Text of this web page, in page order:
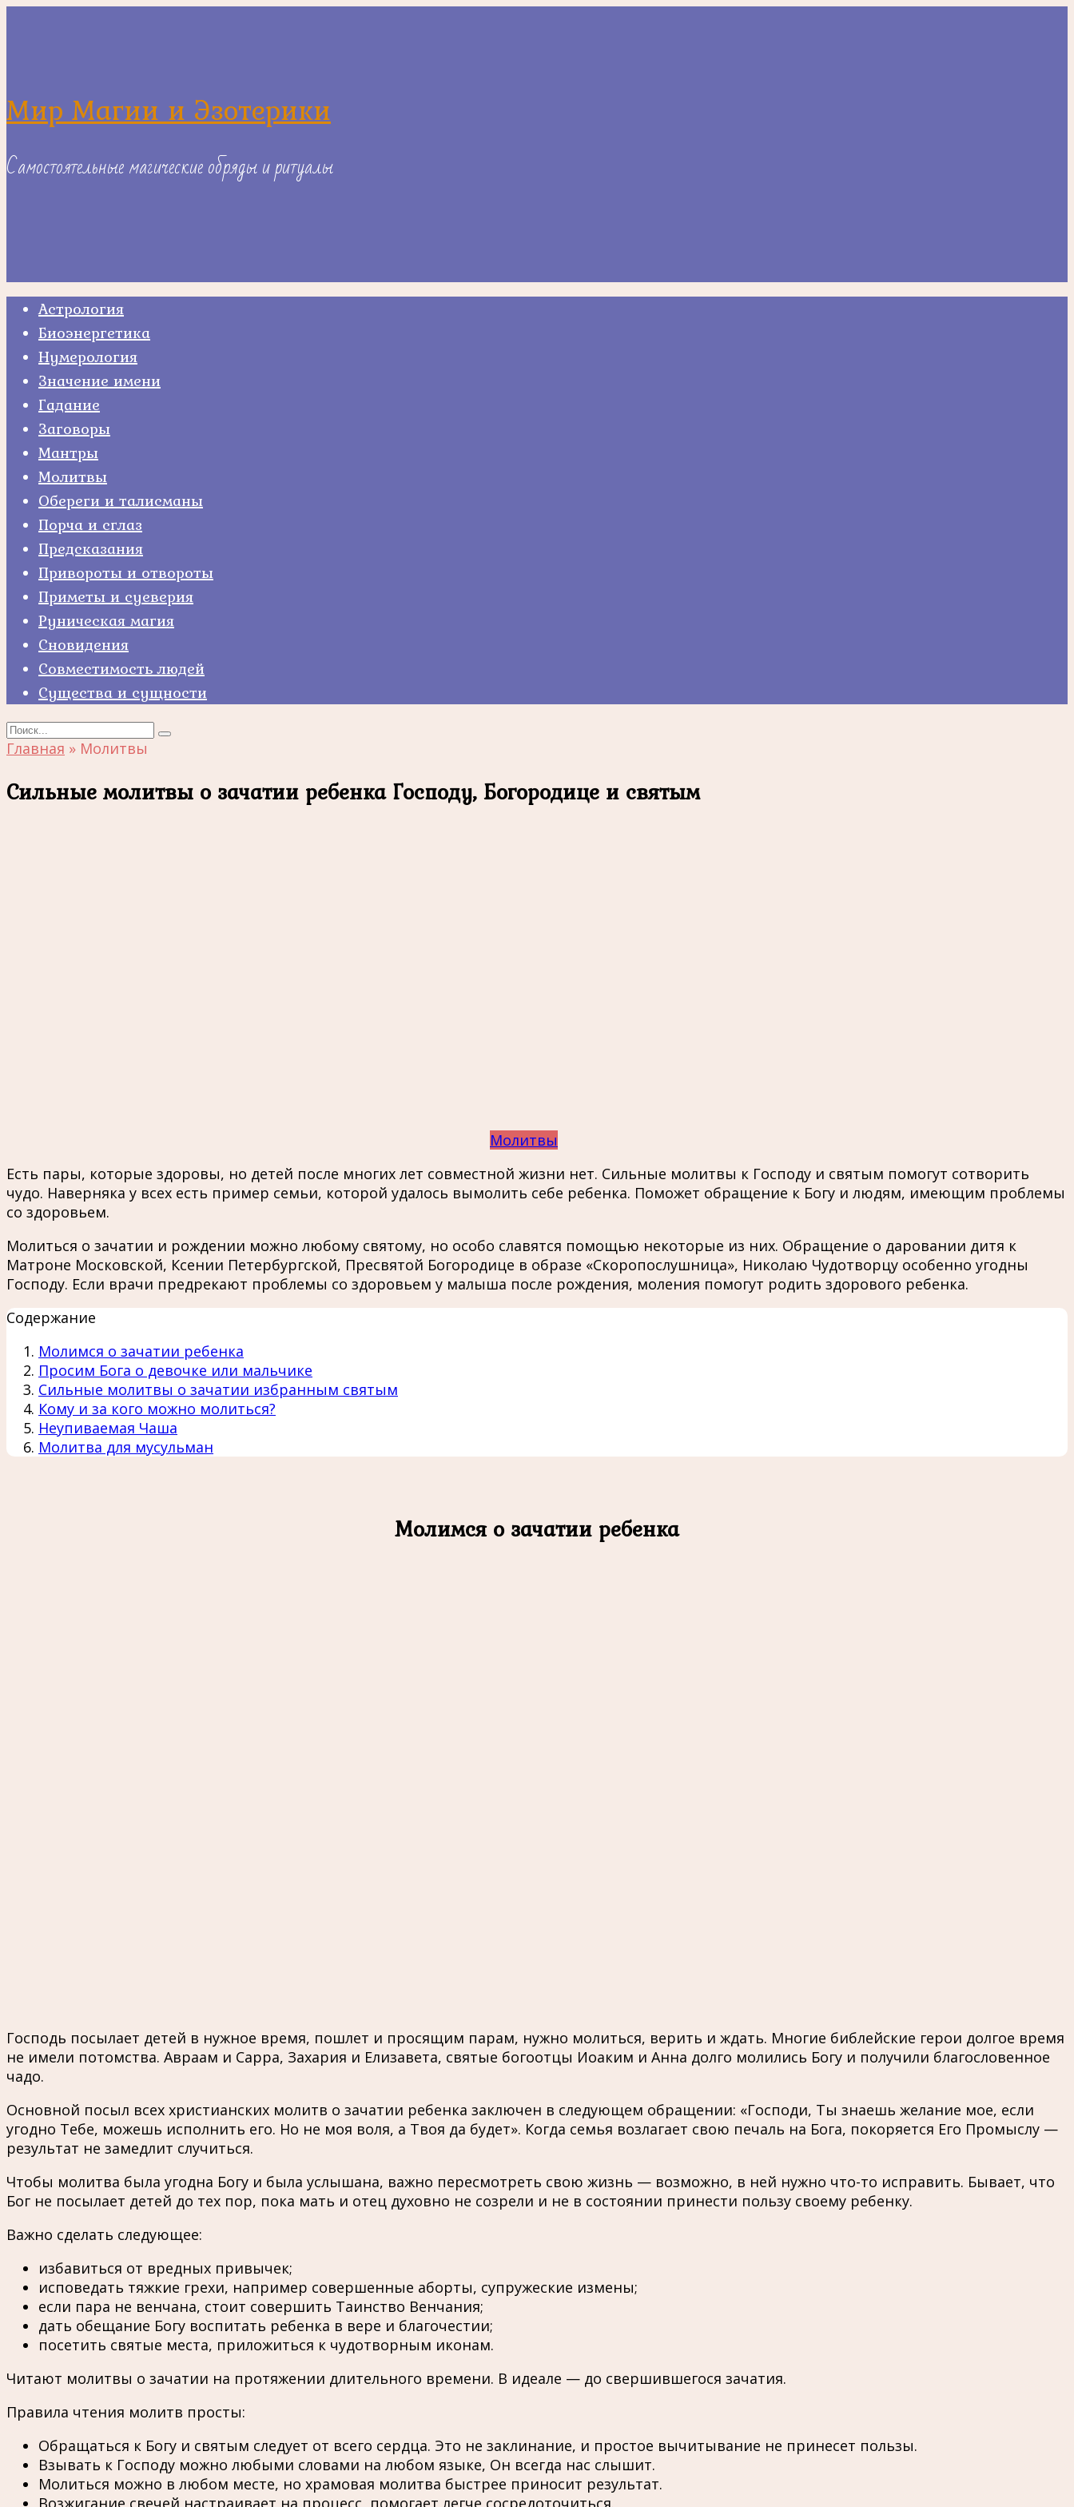
Мир Магии и Эзотерики
Самостоятельные магические обряды и ритуалы
Астрология
Биоэнергетика
Нумерология
Значение имени
Гадание
Заговоры
Мантры
Молитвы
Обереги и талисманы
Порча и сглаз
Предсказания
Привороты и отвороты
Приметы и суеверия
Руническая магия
Сновидения
Совместимость людей
Существа и сущности
Search
for:
Главная » Молитвы
Сильные молитвы о зачатии ребенка Господу, Богородице и святым
Молитвы
Есть пары, которые здоровы, но детей после многих лет совместной жизни нет. Сильные молитвы к Господу и святым помогут сотворить
чудо. Наверняка у всех есть пример семьи, которой удалось вымолить себе ребенка. Поможет обращение к Богу и людям, имеющим проблемы
со здоровьем.
Молиться о зачатии и рождении можно любому святому, но особо славятся помощью некоторые из них. Обращение о даровании дитя к
Матроне Московской, Ксении Петербургской, Пресвятой Богородице в образе «Скоропослушница», Николаю Чудотворцу особенно угодны
Господу. Если врачи предрекают проблемы со здоровьем у малыша после рождения, моления помогут родить здорового ребенка.
Содержание
Молимся о зачатии ребенка
Просим Бога о девочке или мальчике
Сильные молитвы о зачатии избранным святым
Кому и за кого можно молиться?
Неупиваемая Чаша
Молитва для мусульман
Молимся о зачатии ребенка
Господь посылает детей в нужное время, пошлет и просящим парам, нужно молиться, верить и ждать. Многие библейские герои долгое время
не имели потомства. Авраам и Сарра, Захария и Елизавета, святые богоотцы Иоаким и Анна долго молились Богу и получили благословенное
чадо.
Основной посыл всех христианских молитв о зачатии ребенка заключен в следующем обращении: «Господи, Ты знаешь желание мое, если
угодно Тебе, можешь исполнить его. Но не моя воля, а Твоя да будет». Когда семья возлагает свою печаль на Бога, покоряется Его Промыслу —
результат не замедлит случиться.
Чтобы молитва была угодна Богу и была услышана, важно пересмотреть свою жизнь — возможно, в ней нужно что-то исправить. Бывает, что
Бог не посылает детей до тех пор, пока мать и отец духовно не созрели и не в состоянии принести пользу своему ребенку.
Важно сделать следующее:
избавиться от вредных привычек;
исповедать тяжкие грехи, например совершенные аборты, супружеские измены;
если пара не венчана, стоит совершить Таинство Венчания;
дать обещание Богу воспитать ребенка в вере и благочестии;
посетить святые места, приложиться к чудотворным иконам.
Читают молитвы о зачатии на протяжении длительного времени. В идеале — до свершившегося зачатия.
Правила чтения молитв просты:
Обращаться к Богу и святым следует от всего сердца. Это не заклинание, и простое вычитывание не принесет пользы.
Взывать к Господу можно любыми словами на любом языке, Он всегда нас слышит.
Молиться можно в любом месте, но храмовая молитва быстрее приносит результат.